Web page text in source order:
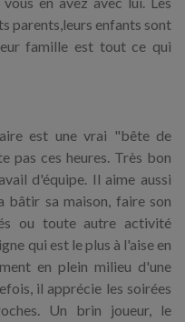
parents,leurs enfants sont
famille est tout ce qui
est une vrai "bête de
pas ces heures. Très bon
d'équipe. Il aime aussi
bâtir sa maison, faire son
ou toute autre activité
qui est le plus à l'aise en
en plein milieu d'une
il apprécie les soirées
Un brin joueur, le